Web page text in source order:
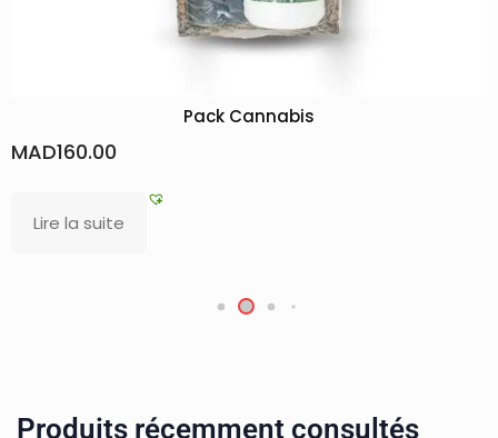
Produits récemment consultés